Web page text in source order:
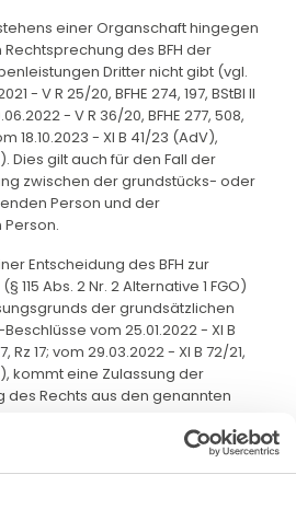
einer Organschaft hingegen
des BFH der
Dritter nicht gibt (vgl.
- V R 25/20, BFHE 274, 197, BStBl II
- V R 36/20, BFHE 277, 508,
18.10.2023 - XI B 41/23 (AdV),
Dies gilt auch für den Fall der
zwischen der grundstücks- oder
Person und der
Entscheidung des BFH zur
115 Abs. 2 Nr. 2 Alternative 1 FGO)
der grundsätzlichen
vom 25.01.2022 - XI B
Rz 17; vom 29.03.2022 - XI B 72/21,
kommt eine Zulassung der
des Rechts aus den genannten